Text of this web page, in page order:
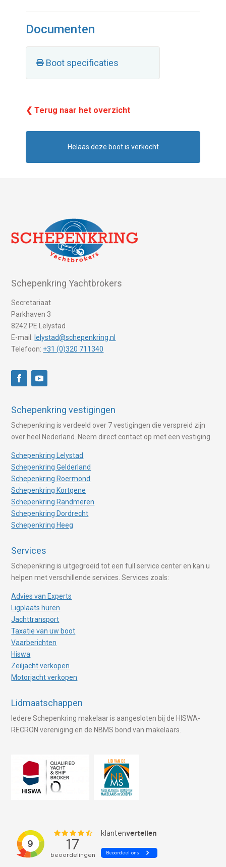
Documenten
Boot specificaties
❮ Terug naar het overzicht
Helaas deze boot is verkocht
Schepenkring Yachtbrokers
Secretariaat
Parkhaven 3
8242 PE Lelystad
E-mail: lelystad@schepenkring.nl
Telefoon: +31 (0)320 711340
Schepenkring vestigingen
Schepenkring is verdeeld over 7 vestigingen die verspreid zijn
over heel Nederland. Neem direct contact op met een vestiging.
Schepenkring Lelystad
Schepenkring Gelderland
Schepenkring Roermond
Schepenkring Kortgene
Schepenkring Randmeren
Schepenkring Dordrecht
Schepenkring Heeg
Services
Schepenkring is uitgegroeid tot een full service center en kan u
helpen met verschillende services. Services zoals:
Advies van Experts
Ligplaats huren
Jachttransport
Taxatie van uw boot
Vaarberichten
Hiswa
Zeiljacht verkopen
Motorjacht verkopen
Lidmaatschappen
Iedere Schepenkring makelaar is aangesloten bij de HISWA-
RECRON vereniging en de NBMS bond van makelaars.